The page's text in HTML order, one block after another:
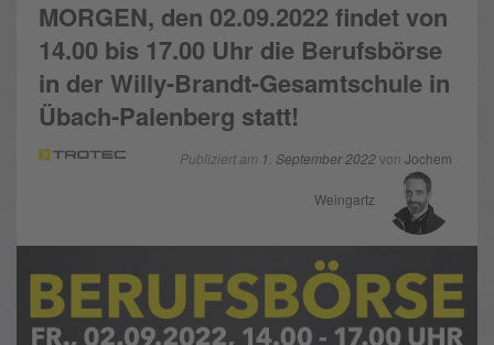
MORGEN, den 02.09.2022 findet von
14.00 bis 17.00 Uhr die Berufsbörse
in der Willy-Brandt-Gesamtschule in
Übach-Palenberg statt!
Publiziert am 1. September 2022von Jochem
Weingartz